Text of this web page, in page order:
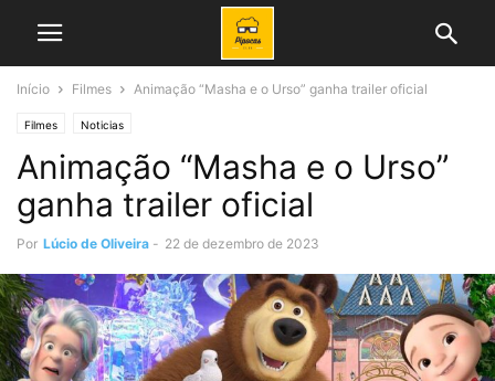
Início Filmes Animação “Masha e o Urso” ganha trailer oficial
Filmes Noticias
Animação “Masha e o Urso”
ganha trailer oficial
Por Lúcio de Oliveira - 22 de dezembro de 2023